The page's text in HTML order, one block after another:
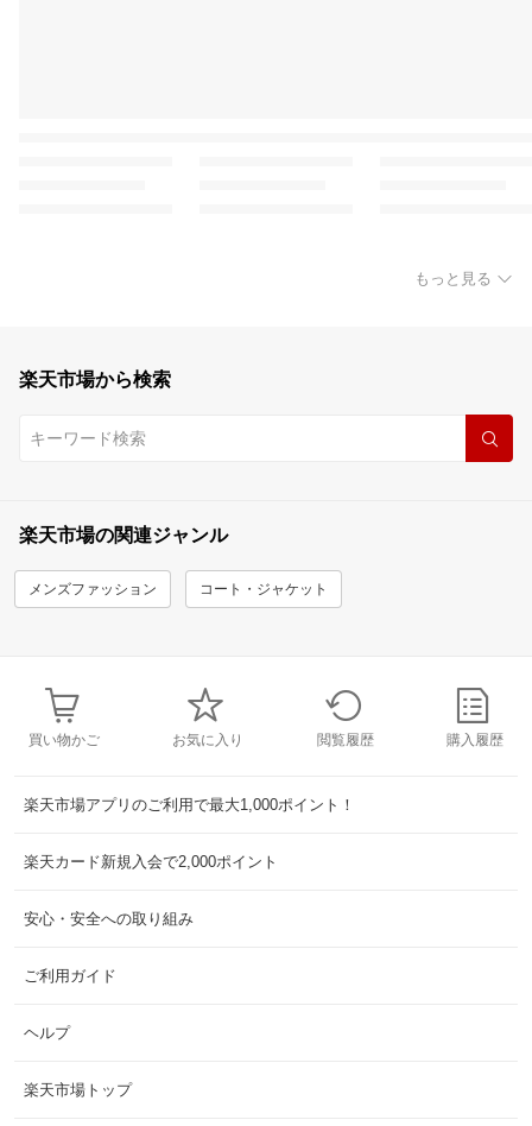
もっと見る
楽天市場から検索
楽天市場の関連ジャンル
メンズファッション コート・ジャケット
買い物かご お気に入り 閲覧履歴 購入履歴
楽天市場アプリのご利用で最大1,000ポイント！
楽天カード新規入会で2,000ポイント
安心・安全への取り組み
ご利用ガイド
ヘルプ
楽天市場トップ